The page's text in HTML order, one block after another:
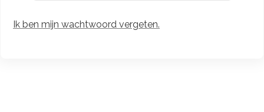
Ik ben mijn wachtwoord vergeten.